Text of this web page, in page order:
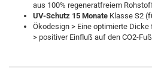
aus 100% regeneratfreiem
UV-Schutz 15 Monate Klasse S2
Ökodesign > Eine optimierte
> positiver Einfluß auf den CO2-